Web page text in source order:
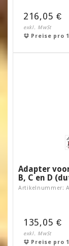
216,05 €
exkl. MwSt
Preise pro 1
Adapter
B, C en D
Artikelnummer:
135,05 €
exkl. MwSt
Preise pro 1